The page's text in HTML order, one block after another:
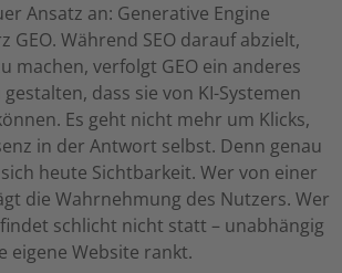
Ansatz an: Generative Engine
GEO. Während SEO darauf abzielt,
machen, verfolgt GEO ein anderes
dass sie von KI-Systemen
Es geht nicht mehr um Klicks,
in der Antwort selbst. Denn genau
heute Sichtbarkeit. Wer von einer
die Wahrnehmung des Nutzers. Wer
schlicht nicht statt – unabhängig
eigene Website rankt.